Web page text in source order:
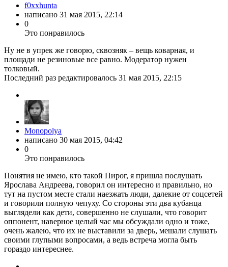
f0xxhunta
написано 31 мая 2015, 22:14
0
Это понравилось
Ну не в упрек же говорю, сквозняк – вещь коварная, и
площади не резиновые все равно. Модератор нужен
толковый.
Последний раз редактировалось 31 мая 2015, 22:15
Monopolya
написано 30 мая 2015, 04:42
0
Это понравилось
Понятия не имею, кто такой Пирог, я пришла послушать
Ярослава Андреева, говорил он интересно и правильно, но
тут на пустом месте стали наезжать люди, далекие от соцсетей
и говорили полную чепуху. Со стороны эти два кубанца
выглядели как дети, совершенно не слушали, что говорит
оппонент, наверное целый час мы обсуждали одно и тоже,
очень жалею, что их не выставили за дверь, мешали слушать
своими глупыми вопросами, а ведь встреча могла быть
гораздо интереснее.